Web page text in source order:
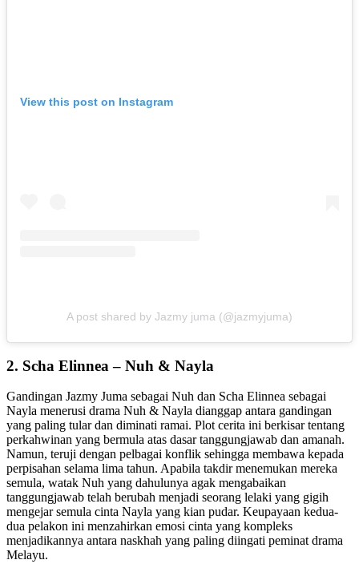
View this post on Instagram
A post shared by Jazmy juma (@jazmyjuma)
2. Scha Elinnea – Nuh & Nayla
Gandingan Jazmy Juma sebagai Nuh dan Scha Elinnea sebagai
Nayla menerusi drama Nuh & Nayla dianggap antara gandingan
yang paling tular dan diminati ramai. Plot cerita ini berkisar tentang
perkahwinan yang bermula atas dasar tanggungjawab dan amanah.
Namun, teruji dengan pelbagai konflik sehingga membawa kepada
perpisahan selama lima tahun. Apabila takdir menemukan mereka
semula, watak Nuh yang dahulunya agak mengabaikan
tanggungjawab telah berubah menjadi seorang lelaki yang gigih
mengejar semula cinta Nayla yang kian pudar. Keupayaan kedua-
dua pelakon ini menzahirkan emosi cinta yang kompleks
menjadikannya antara naskhah yang paling diingati peminat drama
Melayu.